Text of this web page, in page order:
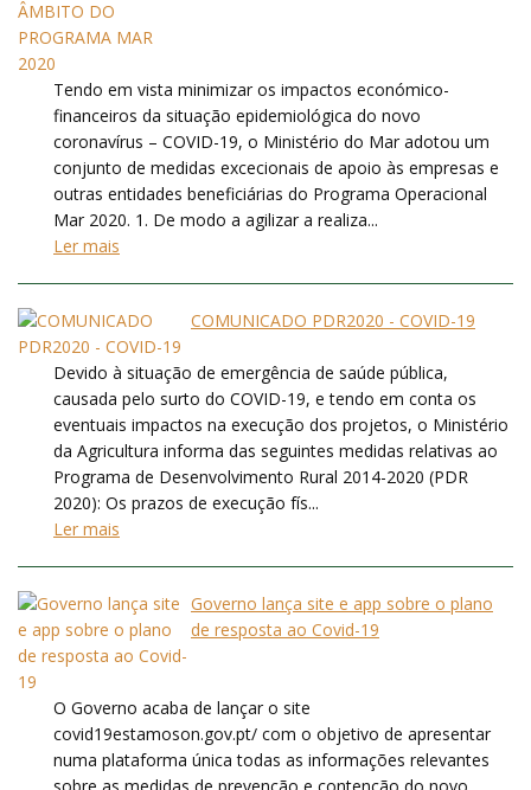
Tendo em vista minimizar os impactos económico-
financeiros da situação epidemiológica do novo
coronavírus – COVID-19, o Ministério do Mar adotou um
conjunto de medidas excecionais de apoio às empresas e
outras entidades beneficiárias do Programa Operacional
Mar 2020. 1. De modo a agilizar a realiza...
Ler mais
COMUNICADO PDR2020 - COVID-19
Devido à situação de emergência de saúde pública,
causada pelo surto do COVID-19, e tendo em conta os
eventuais impactos na execução dos projetos, o Ministério
da Agricultura informa das seguintes medidas relativas ao
Programa de Desenvolvimento Rural 2014-2020 (PDR
2020): Os prazos de execução fís...
Ler mais
Governo lança site e app sobre o plano
de resposta ao Covid-19
O Governo acaba de lançar o site
covid19estamoson.gov.pt/ com o objetivo de apresentar
numa plataforma única todas as informações relevantes